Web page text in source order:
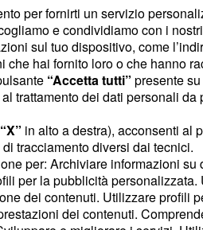
colori e
Le
al
Luna
alcune
per fornirti un servizio
e condividiamo con i nostri
sul tuo dispositivo, come
hai fornito loro o che hanno
“Accetta tutti” presente
trattamento dei dati personali
“X” in alto a destra), acconsenti al
tracciamento diversi dai tecnici.
per: Archiviare informazioni
per la pubblicità
dei contenuti. Utilizzare profili
dei contenuti.